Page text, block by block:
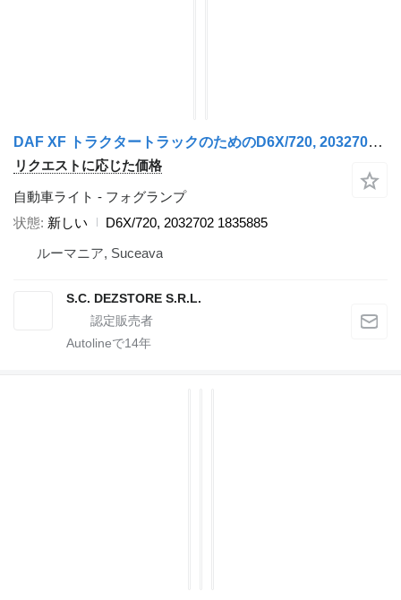
DAF XF トラクタートラックのためのD6X/720, 2032702 フォグランプ
リクエストに応じた価格
自動車ライト - フォグランプ
状態 新しい
D6X/720, 2032702 1835885
ルーマニア, Suceava
S.C. DEZSTORE S.R.L.
Autolineで14年